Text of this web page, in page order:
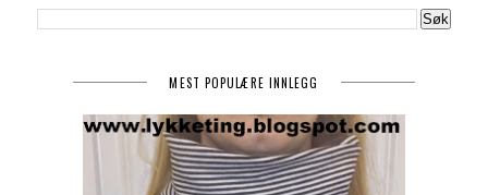
MEST POPULÆRE INNLEGG